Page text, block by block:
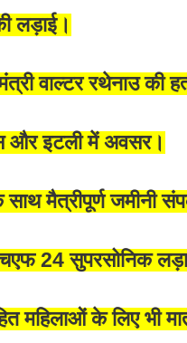
लड़ाई।
वाल्टर रथेनाउ की
और इटली में अवसर।
मैत्रीपूर्ण जमीनी
24 सुपरसोनिक
महिलाओं के लिए भी